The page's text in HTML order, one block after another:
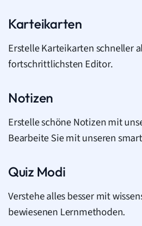
Karteikarten
Erstelle Karteikarten schneller
fortschrittlichsten Editor.
Notizen
Erstelle schöne Notizen mit
Bearbeite Sie mit unseren
Quiz Modi
Verstehe alles besser mit
bewiesenen Lernmethoden.